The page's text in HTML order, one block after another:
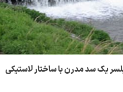
یک سد مدرن با ساختار لاستیکی